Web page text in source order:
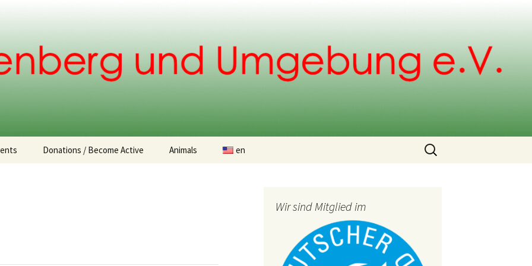
Donations / Become Active Animals en
Search
for:
Wir sind Mitglied im